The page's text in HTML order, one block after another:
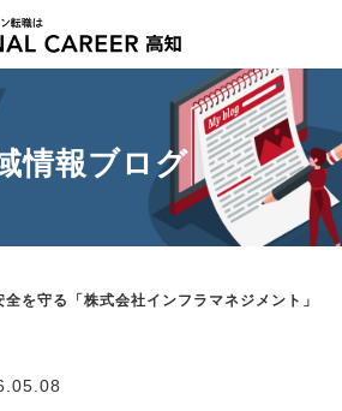
情報ブログ
を守る「株式会社インフラマネジメント」